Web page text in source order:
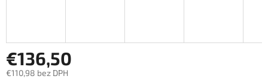
€136,50
€110,98 bez DPH